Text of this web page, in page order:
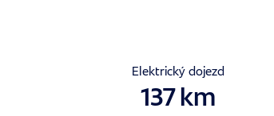
Elektrický dojezd
137km